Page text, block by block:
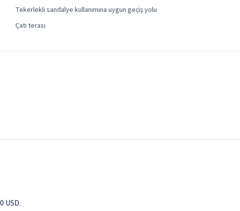
Tekerlekli sandalye kullanımına uygun geçiş yolu
Çatı terası
USD.